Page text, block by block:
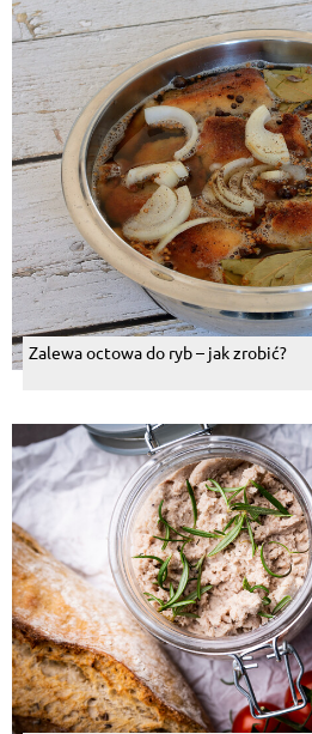
Zalewa octowa do ryb – jak zrobić?